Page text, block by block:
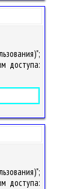
доступа:
доступа: